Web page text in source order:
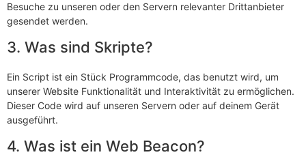
Besuche zu unseren oder den Servern relevanter Drittanbieter
gesendet werden.
3. Was sind Skripte?
Ein Script ist ein Stück Programmcode, das benutzt wird, um
unserer Website Funktionalität und Interaktivität zu ermöglichen.
Dieser Code wird auf unseren Servern oder auf deinem Gerät
ausgeführt.
4. Was ist ein Web Beacon?